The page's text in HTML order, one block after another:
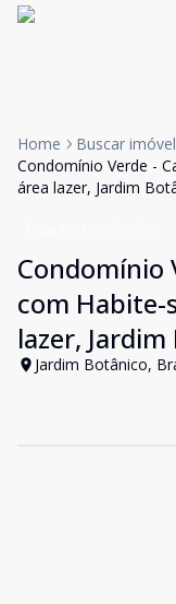
Home
Buscar imóvel
Condomínio Verde -
área lazer, Jardim
Condomínio
com Habite-
lazer,
Jardim Botânico,